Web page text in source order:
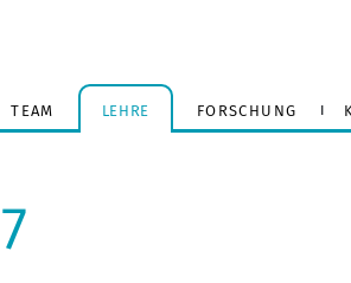
TEAM LEHRE FORSCHUNG